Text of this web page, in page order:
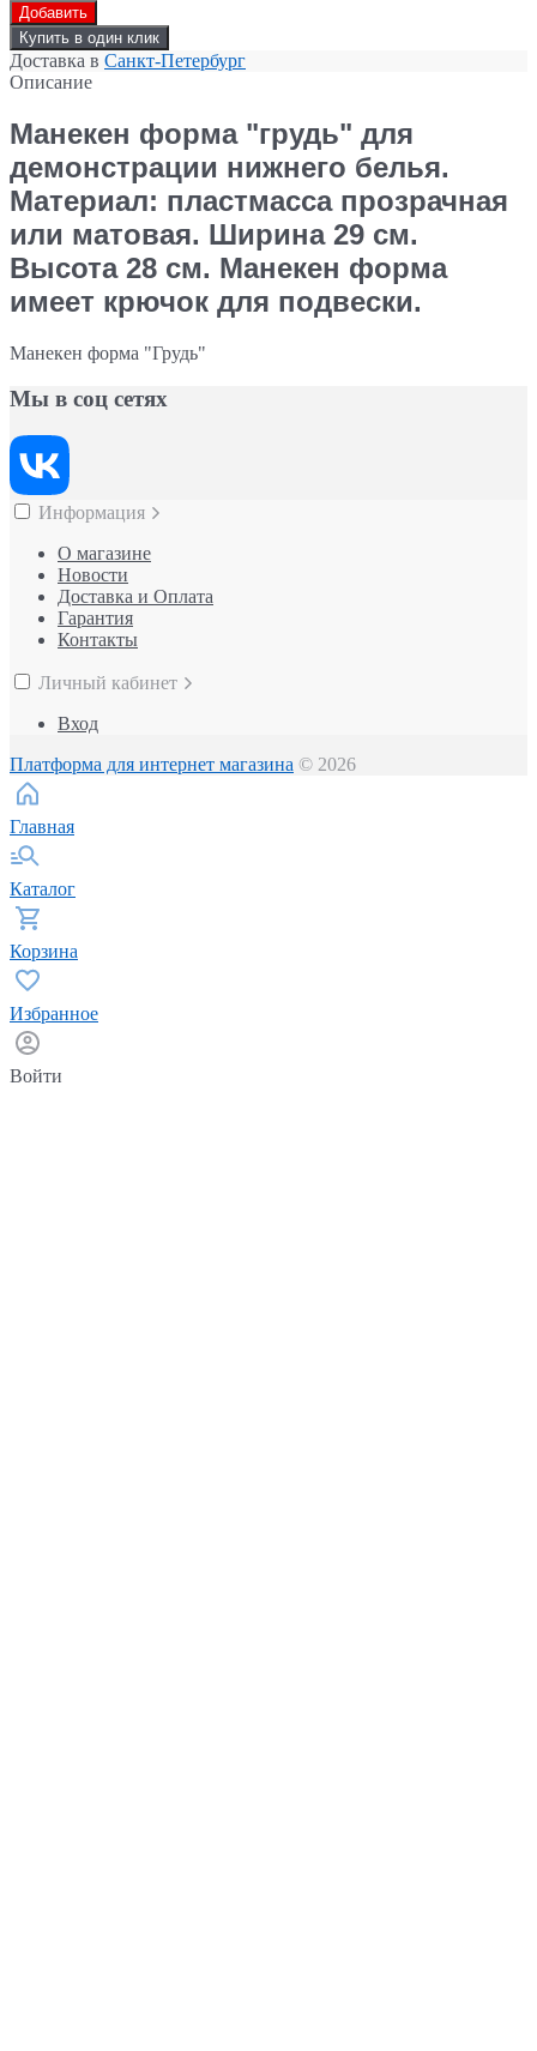
Добавить
Купить в один клик
Доставка в Санкт-Петербург
Описание
Манекен форма "грудь" для
демонстрации нижнего белья.
Материал: пластмасса прозрачная
или матовая. Ширина 29 см.
Высота 28 см. Манекен форма
имеет крючок для подвески.
Манекен форма "Грудь"
Мы в соц сетях
Информация
О магазине
Новости
Доставка и Оплата
Гарантия
Контакты
Личный кабинет
Вход
Платформа для интернет магазина © 2026
Главная
Каталог
Корзина
Избранное
Войти